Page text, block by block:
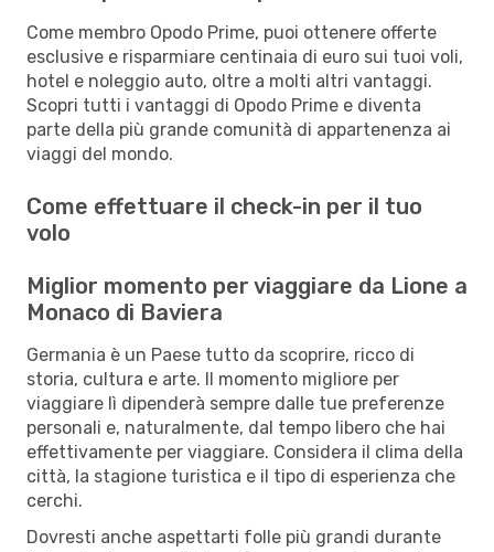
Come membro Opodo Prime, puoi ottenere offerte
esclusive e risparmiare centinaia di euro sui tuoi voli,
hotel e noleggio auto, oltre a molti altri vantaggi.
Scopri tutti i vantaggi di Opodo Prime e diventa
parte della più grande comunità di appartenenza ai
viaggi del mondo.
Come effettuare il check-in per il tuo
volo
Miglior momento per viaggiare da Lione a
Monaco di Baviera
Germania è un Paese tutto da scoprire, ricco di
storia, cultura e arte. Il momento migliore per
viaggiare lì dipenderà sempre dalle tue preferenze
personali e, naturalmente, dal tempo libero che hai
effettivamente per viaggiare. Considera il clima della
città, la stagione turistica e il tipo di esperienza che
cerchi.
Dovresti anche aspettarti folle più grandi durante